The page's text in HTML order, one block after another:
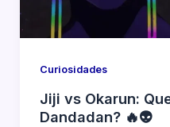
Curiosidades
Jiji vs Okarun:
Dandadan? 🔥👽